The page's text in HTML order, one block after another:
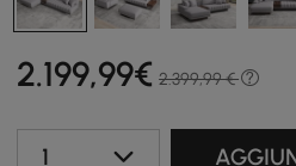
2.199,99€ 2.399,99 €
1